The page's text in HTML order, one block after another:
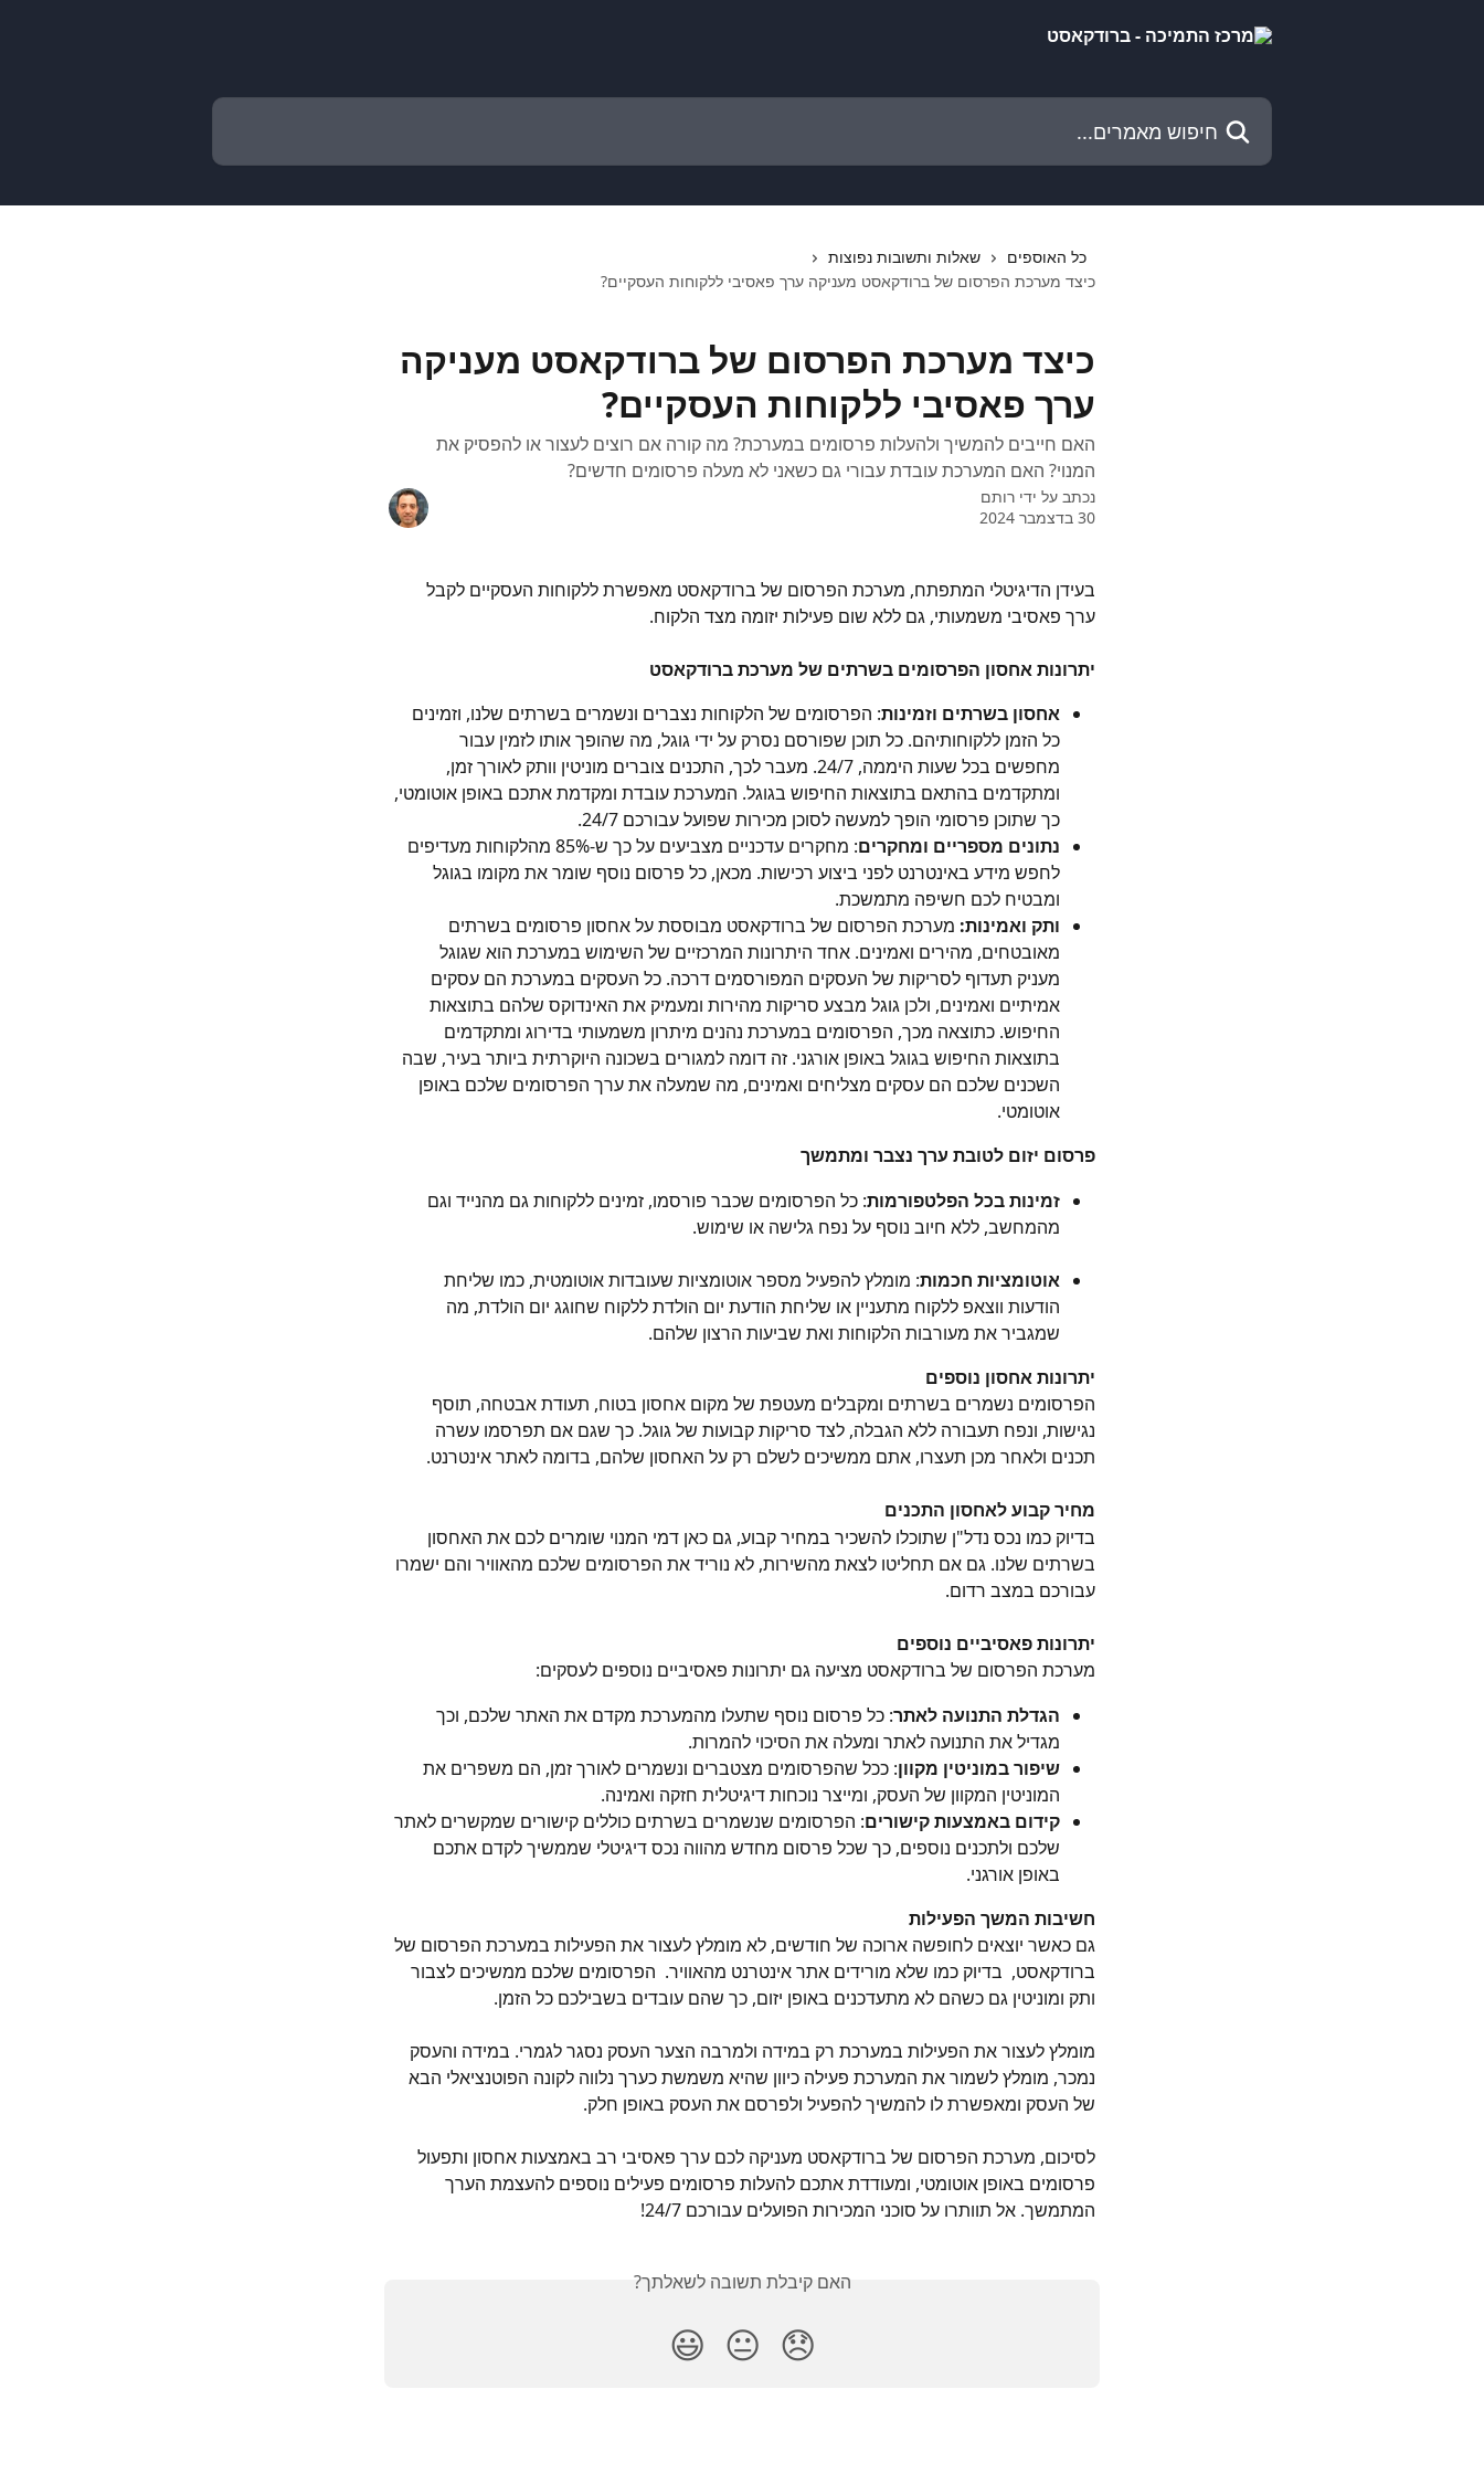
חיפוש מאמרים...
כל האוספים
שאלות ותשובות נפוצות
כיצד מערכת הפרסום של ברודקאסט מעניקה ערך פאסיבי ללקוחות העסקיים?
כיצד מערכת הפרסום של ברודקאסט מעניקה
ערך פאסיבי ללקוחות העסקיים?
האם חייבים להמשיך ולהעלות פרסומים במערכת? מה קורה אם רוצים לעצור או להפסיק את
המנוי? האם המערכת עובדת עבורי גם כשאני לא מעלה פרסומים חדשים?
נכתב על ידי רותם
30 בדצמבר 2024
בעידן הדיגיטלי המתפתח, מערכת הפרסום של ברודקאסט מאפשרת ללקוחות העסקיים לקבל
ערך פאסיבי משמעותי, גם ללא שום פעילות יזומה מצד הלקוח.
יתרונות אחסון הפרסומים בשרתים של מערכת ברודקאסט
אחסון בשרתים וזמינות: הפרסומים של הלקוחות נצברים ונשמרים בשרתים שלנו, וזמינים
כל הזמן ללקוחותיהם. כל תוכן שפורסם נסרק על ידי גוגל, מה שהופך אותו לזמין עבור
מחפשים בכל שעות היממה, 24/7. מעבר לכך, התכנים צוברים מוניטין וותק לאורך זמן,
ומתקדמים בהתאם בתוצאות החיפוש בגוגל. המערכת עובדת ומקדמת אתכם באופן אוטומטי,
כך שתוכן פרסומי הופך למעשה לסוכן מכירות שפועל עבורכם 24/7.
נתונים מספריים ומחקרים
: מחקרים עדכניים מצביעים על כך ש-85% מהלקוחות מעדיפים
לחפש מידע באינטרנט לפני ביצוע רכישות. מכאן, כל פרסום נוסף שומר את מקומו בגוגל
ומבטיח לכם חשיפה מתמשכת.
ותק ואמינות: מערכת הפרסום של ברודקאסט מבוססת על אחסון פרסומים בשרתים
מאובטחים, מהירים ואמינים. אחד היתרונות המרכזיים של השימוש במערכת הוא שגוגל
מעניק תעדוף לסריקות של העסקים המפורסמים דרכה. כל העסקים במערכת הם עסקים
אמיתיים ואמינים, ולכן גוגל מבצע סריקות מהירות ומעמיק את האינדוקס שלהם בתוצאות
החיפוש. כתוצאה מכך, הפרסומים במערכת נהנים מיתרון משמעותי בדירוג ומתקדמים
בתוצאות החיפוש בגוגל באופן אורגני. זה דומה למגורים בשכונה היוקרתית ביותר בעיר, שבה
השכנים שלכם הם עסקים מצליחים ואמינים, מה שמעלה את ערך הפרסומים שלכם באופן
אוטומטי.
פרסום יזום לטובת ערך נצבר ומתמשך
זמינות בכל הפלטפורמות: כל הפרסומים שכבר פורסמו, זמינים ללקוחות גם מהנייד וגם
מהמחשב, ללא חיוב נוסף על נפח גלישה או שימוש.
אוטומציות חכמות: מומלץ להפעיל מספר אוטומציות שעובדות אוטומטית, כמו שליחת
הודעות ווצאפ ללקוח מתעניין או שליחת הודעת יום הולדת ללקוח שחוגג יום הולדת, מה
שמגביר את מעורבות הלקוחות ואת שביעות הרצון שלהם.
יתרונות אחסון נוספים
הפרסומים נשמרים בשרתים ומקבלים מעטפת של מקום אחסון בטוח, תעודת אבטחה, תוסף
נגישות, ונפח תעבורה ללא הגבלה, לצד סריקות קבועות של גוגל. כך שגם אם תפרסמו עשרה
תכנים ולאחר מכן תעצרו, אתם ממשיכים לשלם רק על האחסון שלהם, בדומה לאתר אינטרנט.
מחיר קבוע לאחסון התכנים
בדיוק כמו נכס נדל"ן שתוכלו להשכיר במחיר קבוע, גם כאן דמי המנוי שומרים לכם את האחסון
בשרתים שלנו. גם אם תחליטו לצאת מהשירות, לא נוריד את הפרסומים שלכם מהאוויר והם ישמרו
עבורכם במצב רדום.
יתרונות פאסיביים נוספים
מערכת הפרסום של ברודקאסט מציעה גם יתרונות פאסיביים נוספים לעסקים:
הגדלת התנועה לאתר: כל פרסום נוסף שתעלו מהמערכת מקדם את האתר שלכם, וכך
מגדיל את התנועה לאתר ומעלה את הסיכוי להמרות.
שיפור במוניטין מקוון: ככל שהפרסומים מצטברים ונשמרים לאורך זמן, הם משפרים את
המוניטין המקוון של העסק, ומייצר נוכחות דיגיטלית חזקה ואמינה.
קידום באמצעות קישורים: הפרסומים שנשמרים בשרתים כוללים קישורים שמקשרים לאתר
שלכם ולתכנים נוספים, כך שכל פרסום מחדש מהווה נכס דיגיטלי שממשיך לקדם אתכם
באופן אורגני.
חשיבות המשך הפעילות
גם כאשר יוצאים לחופשה ארוכה של חודשים, לא מומלץ לעצור את הפעילות במערכת הפרסום של
ברודקאסט,  בדיוק כמו שלא מורידים אתר אינטרנט מהאוויר.  הפרסומים שלכם ממשיכים לצבור
ותק ומוניטין גם כשהם לא מתעדכנים באופן יזום, כך שהם עובדים בשבילכם כל הזמן.
מומלץ לעצור את הפעילות במערכת רק במידה ולמרבה הצער העסק נסגר לגמרי. במידה והעסק
נמכר, מומלץ לשמור את המערכת פעילה כיוון שהיא משמשת כערך נלווה לקונה הפוטנציאלי הבא
של העסק ומאפשרת לו להמשיך להפעיל ולפרסם את העסק באופן חלק.
לסיכום, מערכת הפרסום של ברודקאסט מעניקה לכם ערך פאסיבי רב באמצעות אחסון ותפעול
פרסומים באופן אוטומטי, ומעודדת אתכם להעלות פרסומים פעילים נוספים להעצמת הערך
המתמשך. אל תוותרו על סוכני המכירות הפועלים עבורכם 24/7!
האם קיבלת תשובה לשאלתך?
😞
😐
😃